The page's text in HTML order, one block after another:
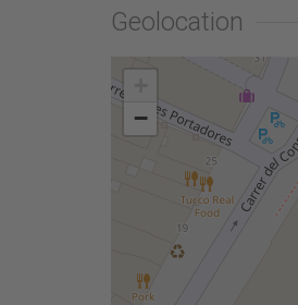
Geolocation
−